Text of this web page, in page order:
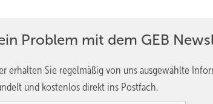
Problem mit dem GEB
erhalten Sie regelmäßig von uns ausgewählte
und kostenlos direkt ins Postfach.